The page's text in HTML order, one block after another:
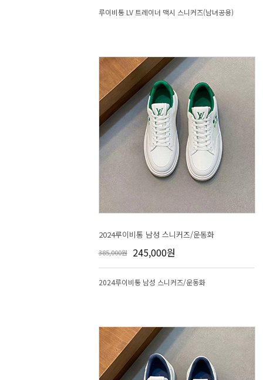
루이비통 LV 트레이너 맥시 스니커즈(남녀공용)
2024루이비통 남성 스니커즈/운동화
385,000원 245,000원
2024루이비통 남성 스니커즈/운동화